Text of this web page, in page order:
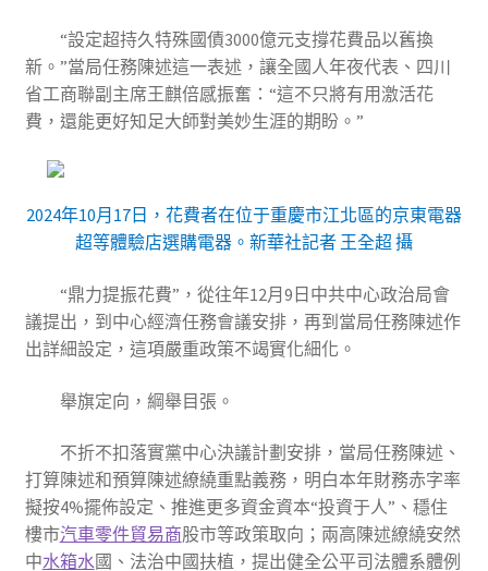
“設定超持久特殊國債3000億元支撐花費品以舊換
新。”當局任務陳述這一表述，讓全國人年夜代表、四川
省工商聯副主席王麒倍感振奮：“這不只將有用激活花
費，還能更好知足大師對美妙生涯的期盼。”
2024年10月17日，花費者在位于重慶市江北區的京東電器
超等體驗店選購電器。新華社記者 王全超 攝
“鼎力提振花費”，從往年12月9日中共中心政治局會
議提出，到中心經濟任務會議安排，再到當局任務陳述作
出詳細設定，這項嚴重政策不竭實化細化。
舉旗定向，綱舉目張。
不折不扣落實黨中心決議計劃安排，當局任務陳述、
打算陳述和預算陳述繚繞重點義務，明白本年財務赤字率
擬按4%擺佈設定、推進更多資金資本“投資于人”、穩住
樓市汽車零件貿易商股市等政策取向；兩高陳述繚繞安然
中水箱水國、法治中國扶植，提出健全公平司法體系體例